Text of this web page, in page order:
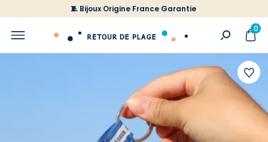
🧵 Bijoux Origine France Garantie
0
à